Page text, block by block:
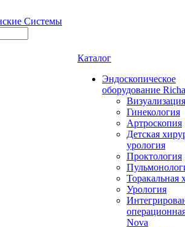
Каталог
Эндоскопическое
оборудование
Визуализация
Гинекология
Артроскопия
Детская
урология
Проктология
Торакальная
Урология
Nova